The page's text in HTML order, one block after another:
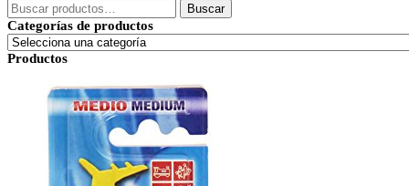
Buscar
por:
Buscar
Categorías de productos
Productos